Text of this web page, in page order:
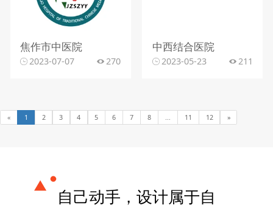
焦作市中医院
2023-07-07 270
中西结合医院
2023-05-23 211
« 1 2 3 4 5 6 7 8 11 12 »
自己动手，设计属于自